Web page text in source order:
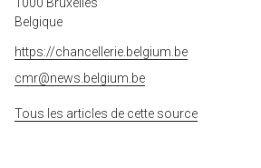
Belgique
https://chancellerie.belgium.be
cmr@news.belgium.be
Tous les articles de cette source